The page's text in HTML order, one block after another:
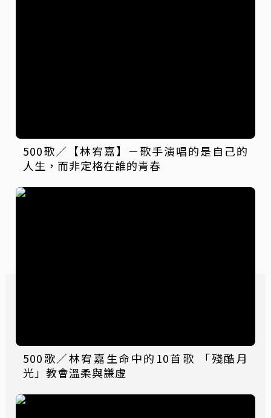
500歌／【林宥嘉】－歌手演唱的是自己的
人生，而非定格在誰的青春
500歌／林宥嘉生命中的10首歌 「殘酷月
光」教會溫柔與謙虛